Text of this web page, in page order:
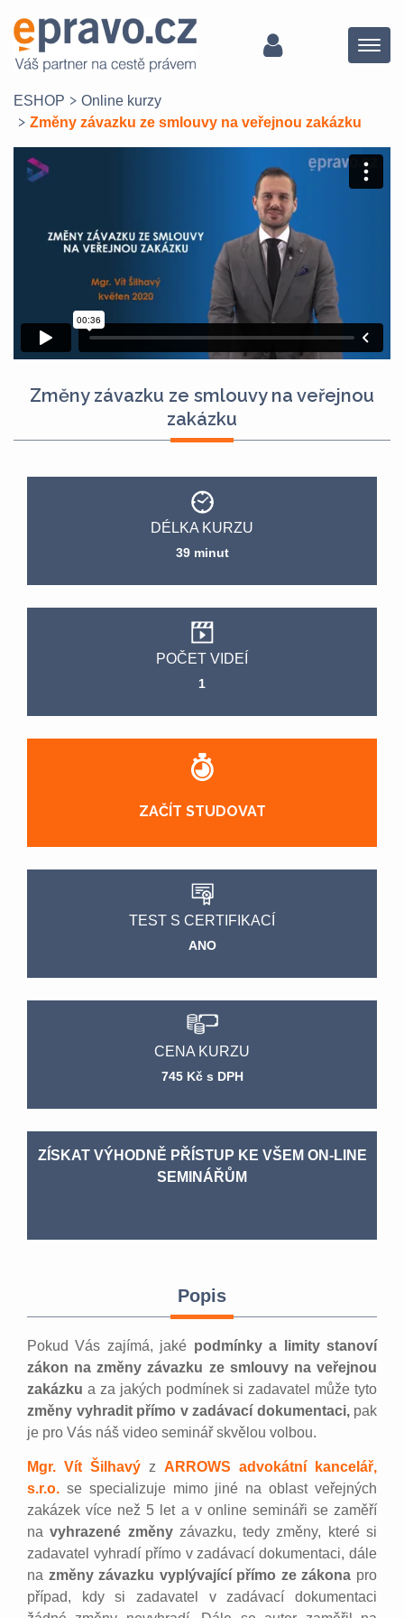
Menu
ESHOP
Online kurzy
Změny závazku ze smlouvy na veřejnou zakázku
Změny závazku ze smlouvy na veřejnou
zakázku
DÉLKA KURZU
39 minut
POČET VIDEÍ
1
ZAČÍT STUDOVAT
TEST S CERTIFIKACÍ
ANO
CENA KURZU
745 Kč s DPH
ZÍSKAT VÝHODNĚ PŘÍSTUP KE VŠEM ON-LINE
SEMINÁŘŮM
Popis
Pokud Vás zajímá, jaké podmínky a limity stanoví
zákon na změny závazku ze smlouvy na veřejnou
zakázku a za jakých podmínek si zadavatel může tyto
změny vyhradit přímo v zadávací dokumentaci, pak
je pro Vás náš video seminář skvělou volbou.
Mgr. Vít Šilhavý z ARROWS advokátní kancelář,
s.r.o. se specializuje mimo jiné na oblast veřejných
zakázek více než 5 let a v online semináři se zaměří
navyhrazené změnyzávazku, tedy změny, které si
zadavatel vyhradí přímo v zadávací dokumentaci, dále
na změny závazku vyplývající přímo ze zákona pro
případ, kdy si zadavatel v zadávací dokumentaci